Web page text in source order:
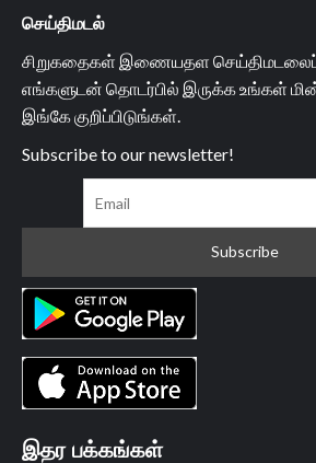
செய்திமடல்
சிறுகதைகள் இணையதள செய்திமடலைப்
எங்களுடன் தொடர்பில் இருக்க உங்கள்
இங்கே குறிப்பிடுங்கள்.
Subscribe to our newsletter!
இதர பக்கங்கள்